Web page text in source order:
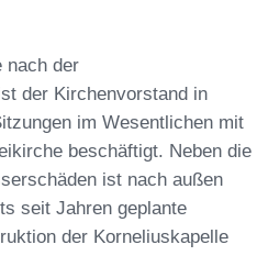
nach der
der Kirchenvorstand in
im Wesentlichen mit
beschäftigt. Neben die
ist nach außen
seit Jahren geplante
der Korneliuskapelle